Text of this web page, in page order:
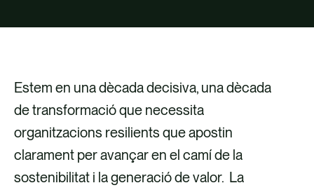
Estem en una dècada decisiva, una dècada
de transformació que necessita
organitzacions resilients que apostin
clarament per avançar en el camí de la
sostenibilitat i la generació de valor. La